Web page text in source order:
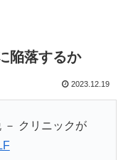
陥落するか
2023.12.19
－ クリニックが